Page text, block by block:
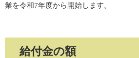
業を令和7年度から開始します。​
給付金の額